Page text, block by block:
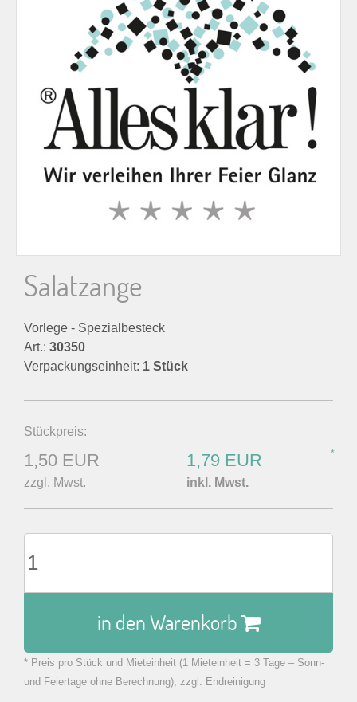
a
h
Salatzange
Vorlege - Spezialbesteck
Art.: 30350
Verpackungseinheit: 1 Stück
Stückpreis:
1,50 EUR
zzgl. Mwst.
1,79 EUR *
inkl. Mwst.
in den Warenkorb
zu Warenkorb hinzugefügt.
* Preis pro Stück und Mieteinheit (1 Mieteinheit = 3 Tage – Sonn-
und Feiertage ohne Berechnung), zzgl. Endreinigung